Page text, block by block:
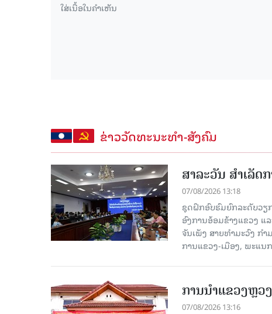
ຂ່າວວັດທະນະທຳ-ສັງຄົມ
ສາລະວັນ ສໍາເລັດ
07/08/2026 13:18
ຊຸດຝຶກອົບຮົມຍົກລະດັບວຽ
ອົງການອ້ອມຂ້າງແຂວງ ແ
ຈັນເພັງ ສາຍທຳມະວົງ ກ
ການແຂວງ-ເມືອງ, ພະແນ
ການນຳແຂວງຫຼວ
07/08/2026 13:16